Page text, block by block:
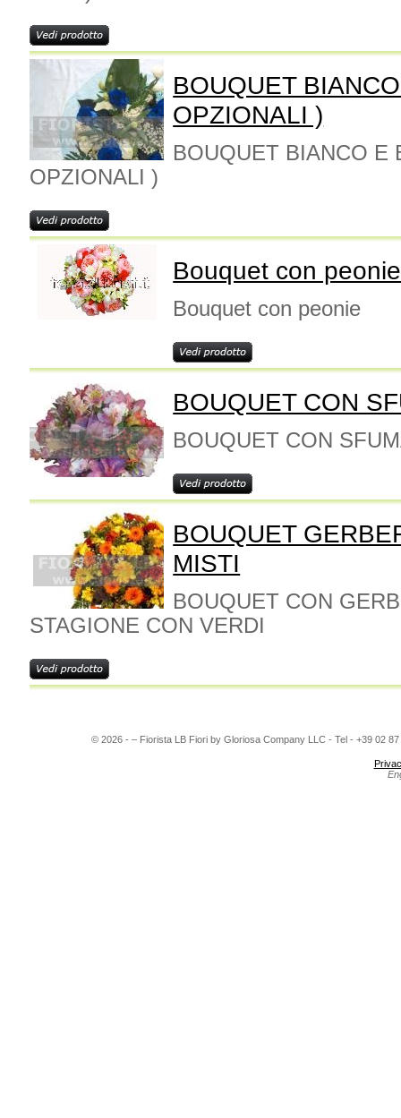
BOUQUET
OPZIONALI )
BOUQUET BIANCO E
OPZIONALI )
Bouquet con peonie
Bouquet con peonie
BOUQUET CON
BOUQUET CON
BOUQUET
MISTI
BOUQUET CON
STAGIONE CON VERDI
© 2026 - – Fiorista LB Fiori by Gloriosa Company LLC - Tel - +39 02